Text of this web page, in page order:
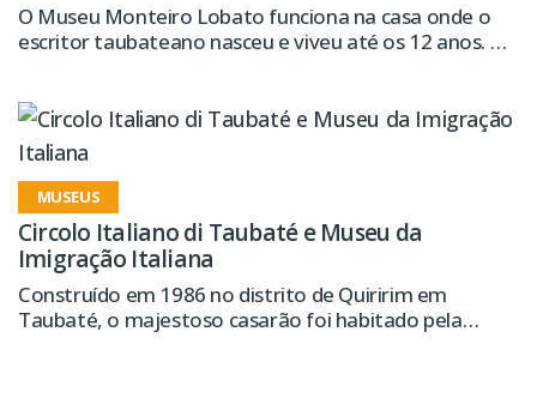
O Museu Monteiro Lobato funciona na casa onde o
escritor taubateano nasceu e viveu até os 12 anos. O
biblioteca com obras de Lobato
MUSEUS
Circolo Italiano di Taubaté e Museu da
Imigração Italiana
Construído em 1986 no distrito de Quiririm em
Taubaté, o majestoso casarão foi habitado pela